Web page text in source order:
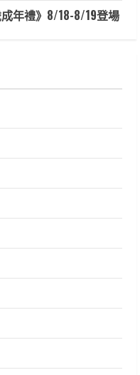
年禮》8/18-8/19登場